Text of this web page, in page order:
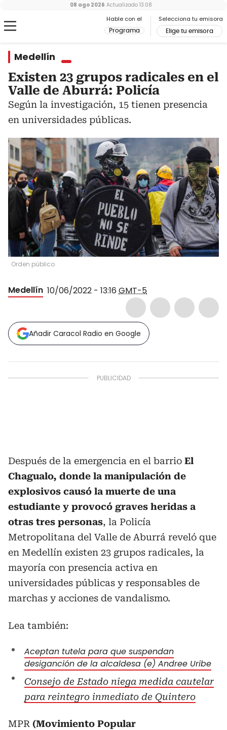
Hable con el
Programa
Selecciona tu emisora
Elige tu emisora
08 ago 2026 Actualizado 13:08
Medellín
Existen 23 grupos radicales en el
Valle de Aburrá: Policía
Según la investigación, 15 tienen presencia
en universidades públicas.
Orden público
Medellín 10/06/2022 - 13:16 GMT-5
Añadir Caracol Radio en Google
Después de la emergencia en el barrio El
Chagualo, donde la manipulación de
explosivos causó la muerte de una
estudiante y provocó graves heridas a
otras tres personas, la Policía
Metropolitana del Valle de Aburrá reveló que
en Medellín existen 23 grupos radicales, la
mayoría con presencia activa en
universidades públicas y responsables de
marchas y acciones de vandalismo.
Lea también:
Aceptan tutela para que suspendan
desiganción de la alcaldesa (e) Andree Uribe
Consejo de Estado niega medida cautelar
para reintegro inmediato de Quintero
MPR (Movimiento Popular